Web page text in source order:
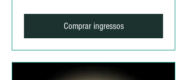
Comprar ingressos